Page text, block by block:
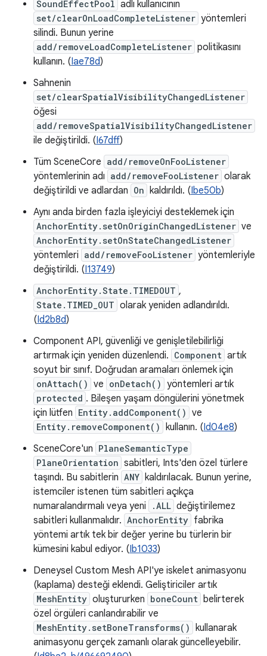
SoundEffectPool adlı kullanıcının
set/clearOnLoadCompleteListener yöntemleri
silindi. Bunun yerine
add/removeLoadCompleteListener politikasını
kullanın. (Iae78d)
Sahnenin
set/clearSpatialVisibilityChangedListener
öğesi
add/removeSpatialVisibilityChangedListener
ile değiştirildi. (I67dff)
Tüm SceneCore add/removeOnFooListener
yöntemlerinin adı add/removeFooListener olarak
değiştirildi ve adlardan On kaldırıldı. (Ibe50b)
Aynı anda birden fazla işleyiciyi desteklemek için
AnchorEntity.setOnOriginChangedListener ve
AnchorEntity.setOnStateChangedListener
yöntemleri add/removeFooListener yöntemleriyle
değiştirildi. (I13749)
AnchorEntity.State.TIMEDOUT ,
State.TIMED_OUT olarak yeniden adlandırıldı.
(Id2b8d)
Component API, güvenliği ve genişletilebilirliği
artırmak için yeniden düzenlendi. Component artık
soyut bir sınıf. Doğrudan aramaları önlemek için
onAttach() ve onDetach() yöntemleri artık
protected . Bileşen yaşam döngülerini yönetmek
için lütfen Entity.addComponent() ve
Entity.removeComponent() kullanın. (Id04e8)
SceneCore'un PlaneSemanticType
PlaneOrientation sabitleri, Ints'den özel türlere
taşındı. Bu sabitlerin ANY kaldırılacak. Bunun yerine,
istemciler istenen tüm sabitleri açıkça
numaralandırmalı veya yeni
.ALL değiştirilemez
sabitleri kullanmalıdır. AnchorEntity fabrika
yöntemi artık tek bir değer yerine bu türlerin bir
kümesini kabul ediyor. (Ib1033)
Deneysel Custom Mesh API'ye iskelet animasyonu
(kaplama) desteği eklendi. Geliştiriciler artık
MeshEntity oluştururken boneCount belirterek
özel örgüleri canlandırabilir ve
MeshEntity.setBoneTransforms() kullanarak
animasyonu gerçek zamanlı olarak güncelleyebilir.